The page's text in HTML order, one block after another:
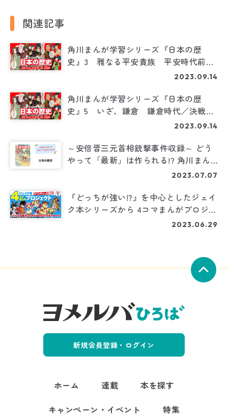
関連記事
角川まんが学習シリーズ『日本の歴
史』3 雅なる平安貴族 平安時代前期
2023.09.14
角川まんが学習シリーズ『日本の歴
史』5 いざ、鎌倉 鎌倉時代／決戦！
2023.09.14
～安倍晋三元首相銃撃事件収録～ どう
やって「最新」は作られる!? 角川まん
が学習シリーズ『日本の歴史』第16巻制
2023.07.07
『どっちが強い!?』を中心としたジェイ
ク本シリーズから 4コマまんがプロジェ
2023.06.29
新規会員登録・ログイン
ホーム 連載
本を探す
キャンペーン・イベント
特集